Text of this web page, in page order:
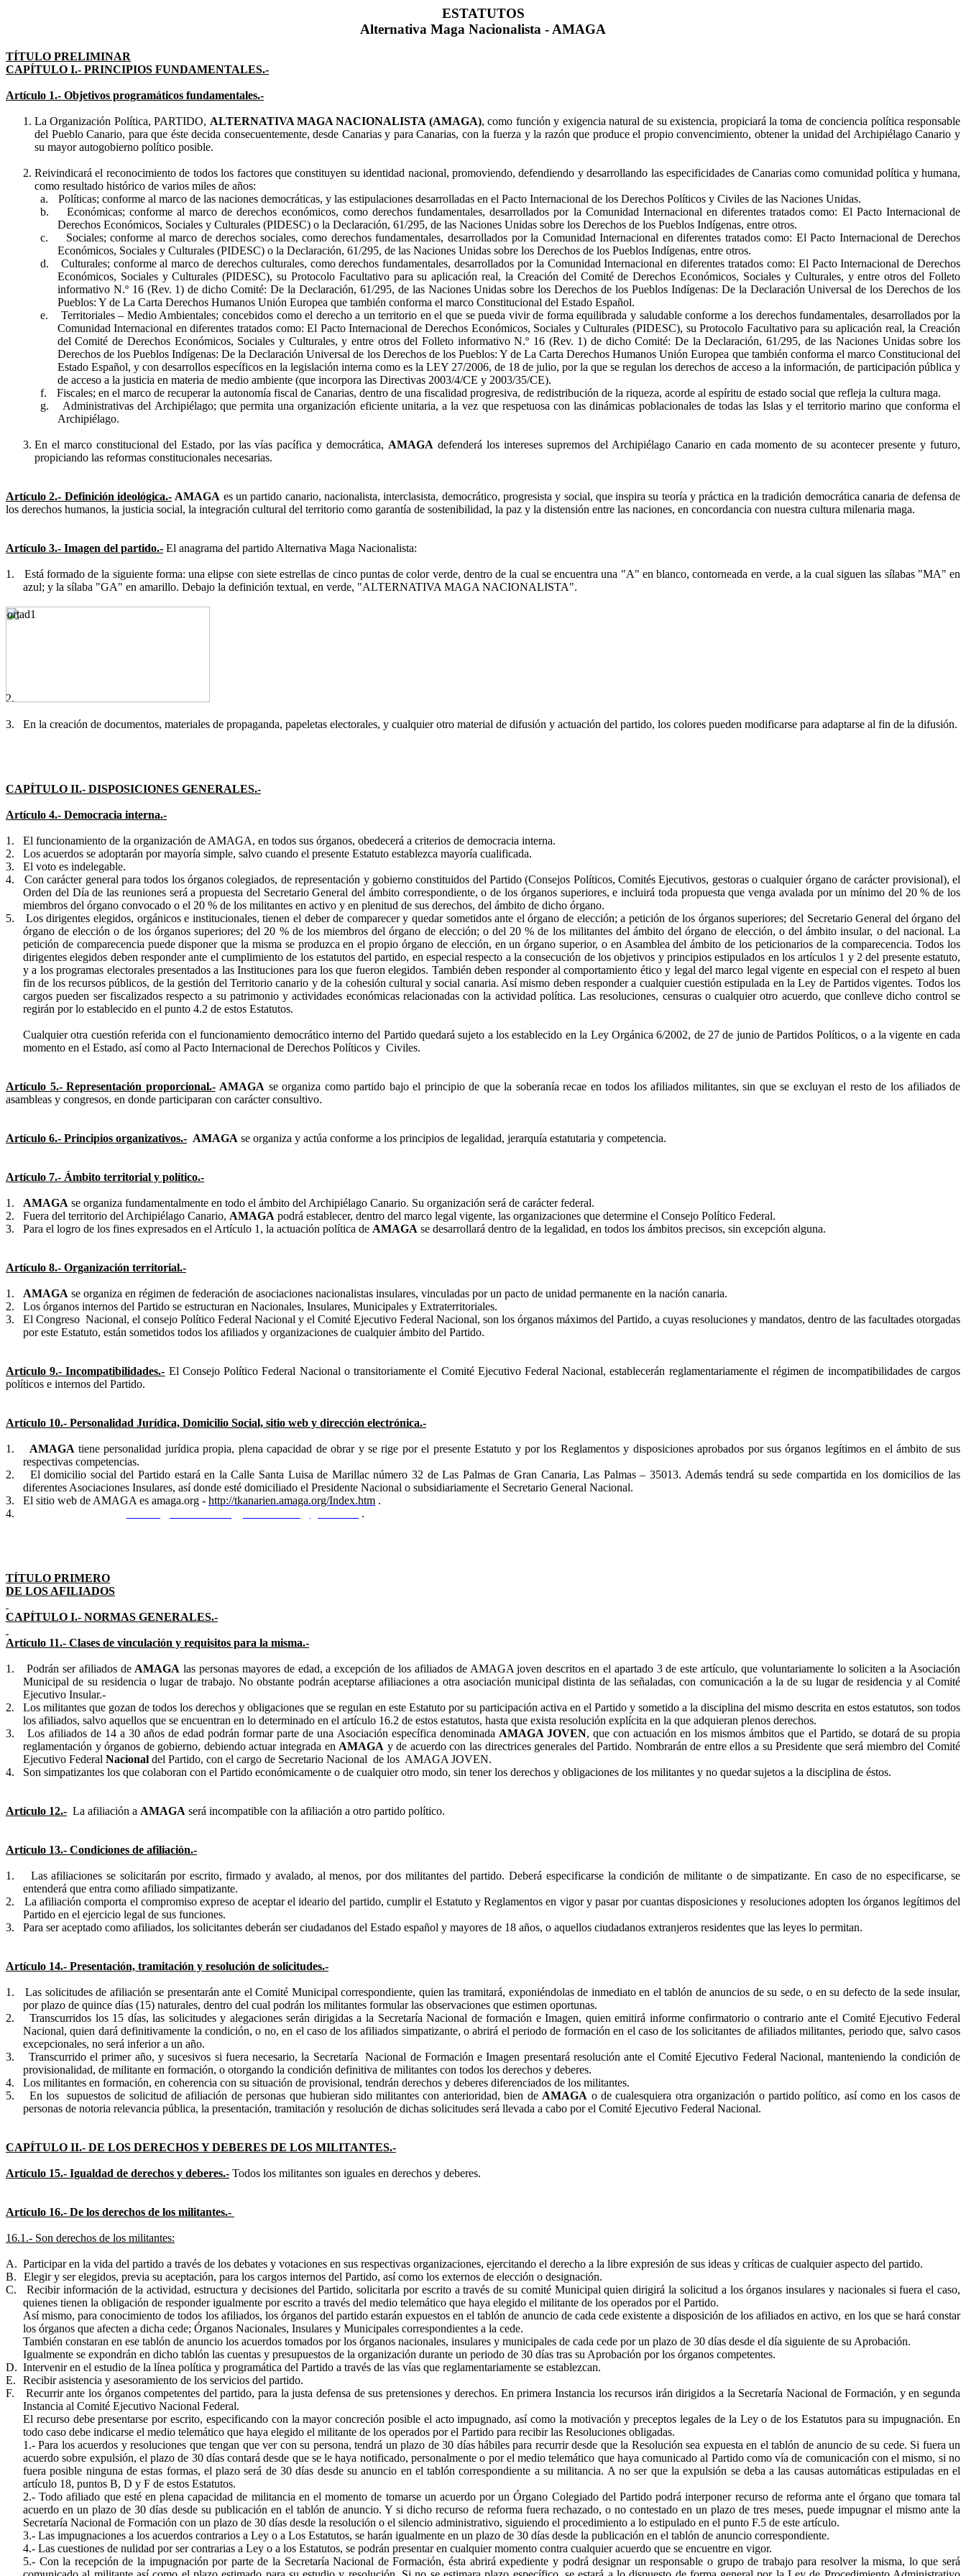
ESTATUTOS
Alternativa Maga Nacionalista - AMAGA
TÍTULO PRELIMINAR
CAPÍTULO I.- PRINCIPIOS FUNDAMENTALES.-
Artículo 1.- Objetivos programáticos fundamentales.-
La Organización Política, PARTIDO, ALTERNATIVA MAGA NACIONALISTA (AMAGA), como función y exigencia natural de su existencia, propiciará la toma de conciencia política responsable
del Pueblo Canario, para que éste decida consecuentemente, desde Canarias y para Canarias, con la fuerza y la razón que produce el propio convencimiento, obtener la unidad del Archipiélago Canario y
su mayor autogobierno político posible.
Reivindicará el reconocimiento de todos los factores que constituyen su identidad nacional, promoviendo, defendiendo y desarrollando las especificidades de Canarias como comunidad política y humana,
como resultado histórico de varios miles de años:
a.
Políticas; conforme al marco de las naciones democráticas, y las estipulaciones desarrolladas en el Pacto Internacional de los Derechos Políticos y Civiles de las Naciones Unidas.
b.
Económicas; conforme al marco de derechos económicos, como derechos fundamentales, desarrollados por la Comunidad Internacional en diferentes tratados como: El Pacto Internacional de
Derechos Económicos, Sociales y Culturales (PIDESC) o la Declaración, 61/295, de las Naciones Unidas sobre los Derechos de los Pueblos Indígenas, entre otros.
c.
Sociales; conforme al marco de derechos sociales, como derechos fundamentales, desarrollados por la Comunidad Internacional en diferentes tratados como: El Pacto Internacional de Derechos
Económicos, Sociales y Culturales (PIDESC) o la Declaración, 61/295, de las Naciones Unidas sobre los Derechos de los Pueblos Indígenas, entre otros.
d.
Culturales; conforme al marco de derechos culturales, como derechos fundamentales, desarrollados por la Comunidad Internacional en diferentes tratados como: El Pacto Internacional de Derechos
Económicos, Sociales y Culturales (PIDESC), su Protocolo Facultativo para su aplicación real, la Creación del Comité de Derechos Económicos, Sociales y Culturales, y entre otros delFolleto
informativo N.º 16 (Rev. 1) de dicho Comité: De la Declaración, 61/295, de las Naciones Unidas sobre los Derechos de los Pueblos Indígenas: De la Declaración Universal de los Derechos de los
Pueblos: Y de La Carta Derechos Humanos Unión Europea que también conforma el marco Constitucional del Estado Español.
e.
Territoriales – Medio Ambientales; concebidos como el derecho a un territorio en el que se pueda vivir de forma equilibrada y saludable conforme a los derechos fundamentales, desarrollados por la
Comunidad Internacional en diferentes tratados como: El Pacto Internacional de Derechos Económicos, Sociales y Culturales (PIDESC), su Protocolo Facultativo para su aplicación real, la Creación
delComité de Derechos Económicos, Sociales y Culturales, y entre otros del Folleto informativo N.º 16 (Rev. 1) de dicho Comité: De laDeclaración, 61/295, de las Naciones Unidas sobre los
Derechos de los Pueblos Indígenas: De laDeclaración Universal de los Derechos de los Pueblos: Y deLa Carta Derechos Humanos Unión Europea que también conforma el marco Constitucional del
Estado Español, y con desarrollos específicos en la legislación interna como es la LEY 27/2006, de 18 de julio, por la que se regulan los derechos de acceso a la información, de participación pública y
de acceso a la justicia en materia de medio ambiente (que incorpora las Directivas 2003/4/CE y 2003/35/CE).
f.
Fiscales; en el marco de recuperar la autonomía fiscal de Canarias, dentro de una fiscalidad progresiva, de redistribución de la riqueza, acorde al espíritu de estado social que refleja la cultura maga.
g.
Administrativas del Archipiélago; que permita una organización eficiente unitaria, a la vez que respetuosa con las dinámicas poblacionales de todas las Islas y el territorio marino que conforma el
Archipiélago.
En el marco constitucional del Estado, por las vías pacífica y democrática, AMAGA defenderá los intereses supremos del Archipiélago Canario en cada momento de su acontecer presente y futuro,
propiciando las reformas constitucionales necesarias.
Artículo 2.- Definición ideológica.- AMAGA es un partido canario, nacionalista, interclasista, democrático, progresista y social, que inspira su teoría y práctica en la tradición democrática canaria de defensa de
los derechos humanos, la justicia social, la integración cultural del territorio como garantía de sostenibilidad, la paz y la distensión entre las naciones, en concordancia con nuestra cultura milenaria maga.
Artículo 3.- Imagen del partido.- El anagrama del partido Alternativa Maga Nacionalista:
1.
Está formado de la siguiente forma: una elipse con siete estrellas de cinco puntas de color verde, dentro de la cual se encuentra una "A" en blanco, contorneada en verde, a la cual siguen las sílabas "MA" en
azul; y la sílaba "GA" en amarillo. Debajo la definición textual, en verde, "ALTERNATIVA MAGA NACIONALISTA".
2.
3. En la creación de documentos, materiales de propaganda, papeletas electorales, y cualquier otro material de difusión y actuación del partido, los colores pueden modificarse para adaptarse al fin de la difusión.
CAPÍTULO II.- DISPOSICIONES GENERALES.-
Artículo 4.- Democracia interna.-
1.
El funcionamiento de la organización de AMAGA, en todos sus órganos, obedecerá a criterios de democracia interna.
2.
Los acuerdos se adoptarán por mayoría simple, salvo cuando el presente Estatuto establezca mayoría cualificada.
3.
El voto es indelegable.
4.
Con carácter general para todos los órganos colegiados, de representación y gobierno constituidos del Partido (Consejos Políticos, Comités Ejecutivos, gestoras o cualquier órgano de carácter provisional), el
Orden del Día de las reuniones será a propuesta del Secretario General del ámbito correspondiente, o de los órganos superiores, e incluirá toda propuesta que venga avalada por un mínimo del 20 % de los
miembros del órgano convocado o el 20 % de los militantes en activo y en plenitud de sus derechos, del ámbito de dicho órgano.
5.
Los dirigentes elegidos, orgánicos e institucionales, tienen el deber de comparecer y quedar sometidos ante el órgano de elección; a petición de los órganos superiores; del Secretario General del órgano del
órgano de elección o de los órganos superiores; del 20 % de los miembros del órgano de elección; o del 20 % de los militantes del ámbito del órgano de elección, o del ámbito insular, o del nacional. La
petición de comparecencia puede disponer que la misma se produzca en el propio órgano de elección, en un órgano superior, o en Asamblea del ámbito de los peticionarios de la comparecencia. Todos los
dirigentes elegidos deben responder ante el cumplimiento de los estatutos del partido, en especial respecto a la consecución de los objetivos y principios estipulados en los artículos 1 y 2 del presente estatuto,
y a los programas electorales presentados a las Instituciones para los que fueron elegidos. También deben responder al comportamiento ético y legal del marco legal vigente en especial con el respeto al buen
fin de los recursos públicos, de la gestión del Territorio canario y de la cohesión cultural y social canaria. Así mismo deben responder a cualquier cuestión estipulada en la Ley de Partidos vigentes. Todos los
cargos pueden ser fiscalizados respecto a su patrimonio y actividades económicas relacionadas con la actividad política. Las resoluciones, censuras o cualquier otro acuerdo, que conlleve dicho control se
regirán por lo establecido en el punto 4.2 de estos Estatutos.
Cualquier otra cuestión referida con el funcionamiento democrático interno del Partido quedará sujeto a los establecido en la Ley Orgánica 6/2002, de 27 de junio de Partidos Políticos, o a la vigente en cada
momento en el Estado, así como al Pacto Internacional de Derechos Políticos y Civiles.
Artículo 5.- Representación proporcional.- AMAGA se organiza como partido bajo el principio de que la soberanía recae en todos los afiliados militantes, sin que se excluyan el resto de los afiliados de
asambleas y congresos, en donde participaran con carácter consultivo.
Artículo 6.- Principios organizativos.- AMAGA se organiza y actúa conforme a los principios de legalidad, jerarquía estatutaria y competencia.
Artículo 7.- Ámbito territorial y político.-
1. AMAGA se organiza fundamentalmente en todo el ámbito del Archipiélago Canario. Su organización será de carácter federal.
2.
Fuera del territorio del Archipiélago Canario, AMAGA podrá establecer, dentro del marco legal vigente, las organizaciones que determine el Consejo Político Federal.
3.
Para el logro de los fines expresados en el Artículo 1, la actuación política de AMAGA se desarrollará dentro de la legalidad, en todos los ámbitos precisos, sin excepción alguna.
Artículo 8.- Organización territorial.-
1. AMAGA se organiza en régimen de federación de asociaciones nacionalistas insulares, vinculadas por un pacto de unidad permanente en la nación canaria.
2.
Los órganos internos del Partido se estructuran en Nacionales, Insulares, Municipales y Extraterritoriales.
3.
El Congreso Nacional, el consejo Político Federal Nacional y el Comité Ejecutivo Federal Nacional, son los órganos máximos del Partido, a cuyas resoluciones y mandatos, dentro de las facultades otorgadas
por este Estatuto, están sometidos todos los afiliados y organizaciones de cualquier ámbito del Partido.
Artículo 9.- Incompatibilidades.- El Consejo Político Federal Nacional o transitoriamente el Comité Ejecutivo Federal Nacional, establecerán reglamentariamente el régimen de incompatibilidades de cargos
políticos e internos del Partido.
Artículo 10.- Personalidad Jurídica, Domicilio Social, sitio web y dirección electrónica.-
1. AMAGA tiene personalidad jurídica propia, plena capacidad de obrar y se rige por el presente Estatuto y por los Reglamentos y disposiciones aprobados por sus órganos legítimos en el ámbito de sus
respectivas competencias.
2.
El domicilio social del Partido estará en la Calle Santa Luisa de Marillacnúmero 32 de Las Palmas de Gran Canaria, Las Palmas – 35013. Además tendrá su sede compartida en los domicilios de las
diferentes Asociaciones Insulares, así donde esté domiciliado el Presidente Nacional o subsidiariamente el Secretario General Nacional.
3.
El sitio web de AMAGA es amaga.org - http://tkanarien.amaga.org/Index.htm .
4.
.
TÍTULO PRIMERO
DE LOS AFILIADOS
CAPÍTULO I.- NORMAS GENERALES.-
Artículo 11.- Clases de vinculación y requisitos para la misma.-
1. Podrán ser afiliados de AMAGA las personas mayores de edad, a excepción de los afiliados de AMAGA joven descritos en el apartado 3 de este artículo, que voluntariamente lo soliciten a la Asociación
Municipal de su residencia o lugar de trabajo. No obstante podrán aceptarse afiliaciones a otra asociación municipal distinta de las señaladas, con comunicación a la de su lugar de residencia y al Comité
Ejecutivo Insular.-
2.
Los militantes que gozan de todos los derechos y obligaciones que se regulan en este Estatuto por su participación activa en el Partido y sometido a la disciplina del mismo descrita en estos estatutos, son todos
los afiliados, salvo aquellos que se encuentran en lo determinado en el artículo 16.2 de estos estatutos, hasta que exista resolución explícita en la que adquieran plenos derechos.
3.
Los afiliados de 14 a 30 años de edad podrán formar parte de una Asociación específica denominada AMAGA JOVEN, que con actuación en los mismos ámbitos que el Partido, se dotará de su propia
reglamentación y órganos de gobierno, debiendo actuar integrada en AMAGA y de acuerdo con las directrices generales del Partido. Nombrarán de entre ellos a su Presidente que será miembro del Comité
Ejecutivo Federal Nacional del Partido, con el cargo de Secretario Nacional de los AMAGA JOVEN.
4.
Son simpatizantes los que colaboran con el Partido económicamente o de cualquier otro modo, sin tener los derechos y obligaciones de los militantes y no quedar sujetos a la disciplina de éstos.
Artículo 12.- La afiliación a AMAGA será incompatible con la afiliación a otro partido político.
Artículo 13.- Condiciones de afiliación.-
1.
Las afiliaciones se solicitarán por escrito, firmado y avalado, al menos, por dos militantes del partido. Deberá especificarse la condición de militante o de simpatizante. En caso de no especificarse, se
entenderá que entra como afiliado simpatizante.
2.
La afiliación comporta el compromiso expreso de aceptar el ideario del partido, cumplir el Estatuto y Reglamentos en vigor y pasar por cuantas disposiciones y resoluciones adopten los órganos legítimos del
Partido en el ejercicio legal de sus funciones.
3.
Para ser aceptado como afiliados, los solicitantes deberán ser ciudadanos del Estado español y mayores de 18 años, o aquellos ciudadanos extranjeros residentes que las leyes lo permitan.
Artículo 14.- Presentación, tramitación y resolución de solicitudes.-
1.
Las solicitudes de afiliación se presentarán ante el Comité Municipal correspondiente, quien las tramitará, exponiéndolas de inmediato en el tablón de anuncios de su sede, o en su defecto de la sede insular,
por plazo de quince días (15) naturales, dentro del cual podrán los militantes formular las observaciones que estimen oportunas.
2.
Transcurridos los 15 días, las solicitudes y alegaciones serán dirigidas a la Secretaría Nacional de formación e Imagen, quien emitirá informe confirmatorio o contrario ante el Comité Ejecutivo Federal
Nacional, quien dará definitivamente la condición, o no, en el caso de los afiliados simpatizante, o abrirá el periodo de formación en el caso de los solicitantes de afiliados militantes, periodo que, salvo casos
excepcionales, no será inferior a un año.
3.
Transcurrido el primer año, y sucesivos si fuera necesario, la Secretaría
Nacional de Formación e Imagen presentará resolución ante el Comité Ejecutivo Federal Nacional, manteniendo la condición de
provisionalidad, de militante en formación, o otorgando la condición definitiva de militantes con todos los derechos y deberes.
4.
Los militantes en formación, en coherencia con su situación de provisional, tendrán derechos y deberes diferenciados de los militantes.
5.
En los supuestos de solicitud de afiliación de personas que hubieran sido militantes con anterioridad, bien de AMAGA o de cualesquiera otra organización o partido político, así como en los casos de
personas de notoria relevancia pública, la presentación, tramitación y resolución de dichas solicitudes será llevada a cabo por el Comité Ejecutivo Federal Nacional.
CAPÍTULO II.- DE LOS DERECHOS Y DEBERES DE LOS MILITANTES.-
Artículo 15.- Igualdad de derechos y deberes.- Todos los militantes son iguales en derechos y deberes.
Artículo 16.- De los derechos de los militantes.-
16.1.- Son derechos de los militantes:
A. Participar en la vida del partido a través de los debates y votaciones en sus respectivas organizaciones, ejercitando el derecho a la libre expresión de sus ideas y críticas de cualquier aspecto del partido.
B.
Elegir y ser elegidos, previa su aceptación, para los cargos internos del Partido, así como los externos de elección o designación.
C.
Recibir información de la actividad, estructura y decisiones del Partido, solicitarla por escrito a través de su comité Municipal quien dirigirá la solicitud a los órganos insulares y nacionales si fuera el caso,
quienes tienen la obligación de responder igualmente por escrito a través del medio telemático que haya elegido el militante de los operados por el Partido.
Así mismo, para conocimiento de todos los afiliados, los órganos del partido estarán expuestos en el tablón de anuncio de cada cede existente a disposición de los afiliados en activo, en los que se hará constar
los órganos que afecten a dicha cede; Órganos Nacionales, Insulares y Municipales correspondientes a la cede.
También constaran en ese tablón de anuncio los acuerdos tomados por los órganos nacionales, insulares y municipales de cada cede por un plazo de 30 días desde el día siguiente de su Aprobación.
Igualmente se expondrán en dicho tablón las cuentas y presupuestos de la organización durante un periodo de 30 días tras su Aprobación por los órganos competentes.
D. Intervenir en el estudio de la línea política y programática del Partido a través de las vías que reglamentariamente se establezcan.
E.
Recibir asistencia y asesoramiento de los servicios del partido.
F.
Recurrir ante los órganos competentes del partido, para la justa defensa de sus pretensiones y derechos. En primera Instancia los recursos irán dirigidos a la Secretaría Nacional de Formación, y en segunda
Instancia al Comité Ejecutivo Nacional Federal.
El recurso debe presentarse por escrito, especificando con la mayor concreción posible el acto impugnado, así como la motivación y preceptos legales de la Ley o de los Estatutos para su impugnación. En
todo caso debe indicarse el medio telemático que haya elegido el militante de los operados por el Partido para recibir las Resoluciones obligadas.
1.- Para los acuerdos y resoluciones que tengan que ver con su persona, tendrá un plazo de 30 días hábiles para recurrir desde que la Resolución sea expuesta en el tablón de anuncio de su cede. Si fuera un
acuerdo sobre expulsión, el plazo de 30 días contará desde que se le haya notificado, personalmente o por el medio telemático que haya comunicado al Partido como vía de comunicación con el mismo, si no
fuera posible ninguna de estas formas, el plazo será de 30 días desde su anuncio en el tablón correspondiente a su militancia. A no ser que la expulsión se deba a las causas automáticas estipuladas en el
artículo 18, puntos B, D y F de estos Estatutos.
2.- Todo afiliado que esté en plena capacidad de militancia en el momento de tomarse un acuerdo por un Órgano Colegiado del Partido podrá interponer recurso de reforma ante el órgano que tomara tal
acuerdo en un plazo de 30 días desde su publicación en el tablón de anuncio. Y si dicho recurso de reforma fuera rechazado, o no contestado en un plazo de tres meses, puede impugnar el mismo ante la
Secretaría Nacional de Formación con un plazo de 30 días desde la resolución o el silencio administrativo, siguiendo el procedimiento a lo estipulado en el punto F.5 de este artículo.
3.- Las impugnaciones a los acuerdos contrarios a Ley o a Los Estatutos, se harán igualmente en un plazo de 30 días desde la publicación en el tablón de anuncio correspondiente.
4.- Las cuestiones de nulidad por ser contrarias a Ley o a los Estatutos, se podrán presentar en cualquier momento contra cualquier acuerdo que se encuentre en vigor.
5.- Con la recepción de la impugnación por parte de la Secretaría Nacional de Formación, ésta abrirá expediente y podrá designar un responsable o grupo de trabajo para resolver la misma, lo que será